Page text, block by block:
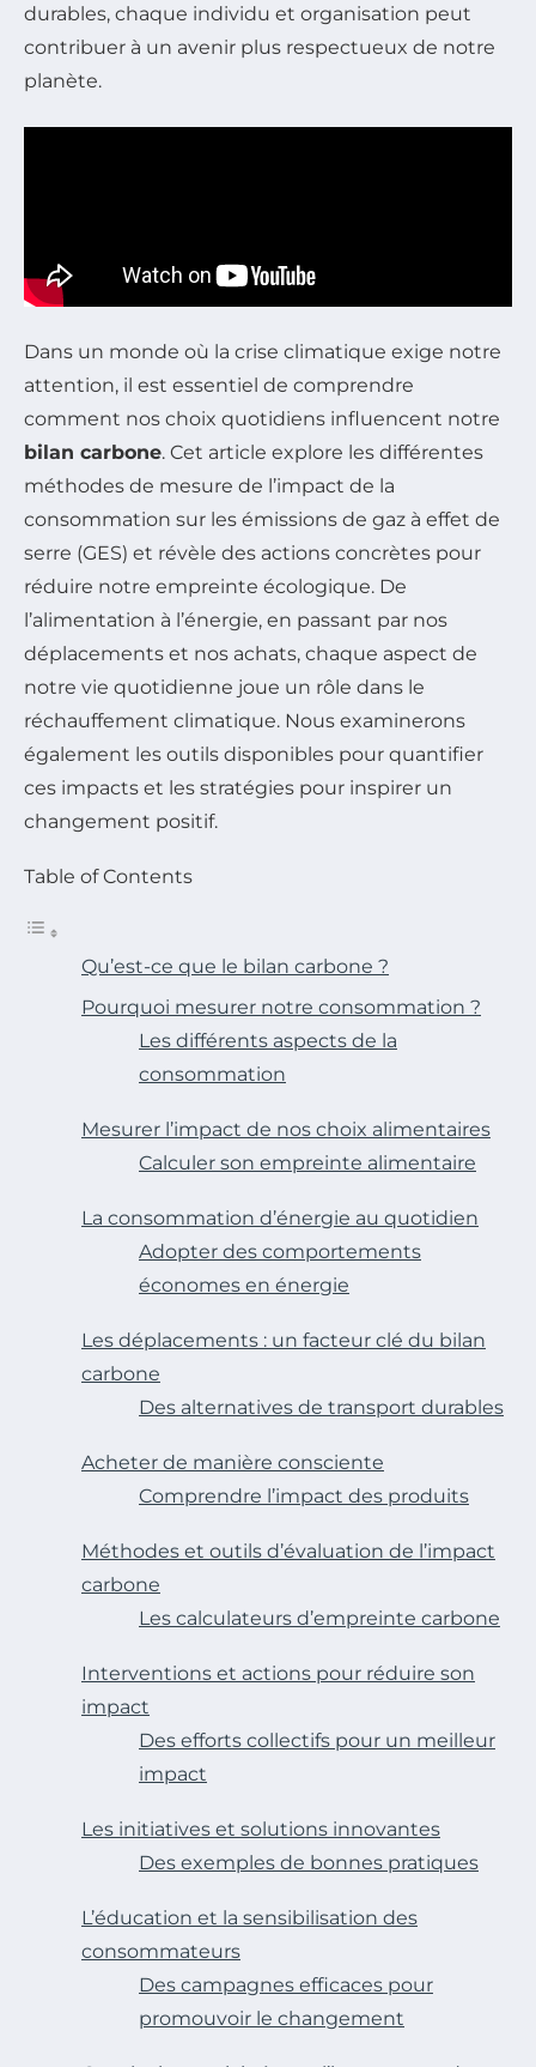
durables, chaque individu et organisation peut
contribuer à un avenir plus respectueux de notre
planète.
Dans un monde où la crise climatique exige notre
attention, il est essentiel de comprendre
comment nos choix quotidiens influencent notre
bilan carbone. Cet article explore les différentes
méthodes de mesure de l’impact de la
consommation sur les émissions de gaz à effet de
serre (GES) et révèle des actions concrètes pour
réduire notre empreinte écologique. De
l’alimentation à l’énergie, en passant par nos
déplacements et nos achats, chaque aspect de
notre vie quotidienne joue un rôle dans le
réchauffement climatique. Nous examinerons
également les outils disponibles pour quantifier
ces impacts et les stratégies pour inspirer un
changement positif.
Table of Contents
Qu’est-ce que le bilan carbone ?
Pourquoi mesurer notre consommation ?
Les différents aspects de la
consommation
Mesurer l’impact de nos choix alimentaires
Calculer son empreinte alimentaire
La consommation d’énergie au quotidien
Adopter des comportements
économes en énergie
Les déplacements : un facteur clé du bilan
carbone
Des alternatives de transport durables
Acheter de manière consciente
Comprendre l’impact des produits
Méthodes et outils d’évaluation de l’impact
carbone
Les calculateurs d’empreinte carbone
Interventions et actions pour réduire son
impact
Des efforts collectifs pour un meilleur
impact
Les initiatives et solutions innovantes
Des exemples de bonnes pratiques
L’éducation et la sensibilisation des
consommateurs
Des campagnes efficaces pour
promouvoir le changement